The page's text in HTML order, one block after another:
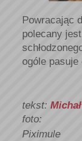
Powracając
polecany
ogóle
tekst:
foto:
Piximule